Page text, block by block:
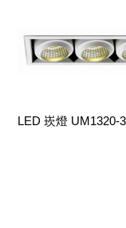
LED 崁燈 UM1320-3